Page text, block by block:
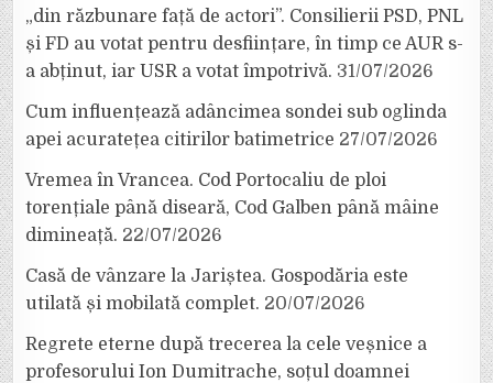
„din răzbunare față de actori”. Consilierii PSD, PNL
și FD au votat pentru desființare, în timp ce AUR s-
a abținut, iar USR a votat împotrivă. 31/07/2026
Cum influențează adâncimea sondei sub oglinda
apei acuratețea citirilor batimetrice 27/07/2026
Vremea în Vrancea. Cod Portocaliu de ploi
torențiale până diseară, Cod Galben până mâine
dimineață. 22/07/2026
Casă de vânzare la Jariștea. Gospodăria este
utilată și mobilată complet. 20/07/2026
Regrete eterne după trecerea la cele veșnice a
profesorului Ion Dumitrache, soțul doamnei